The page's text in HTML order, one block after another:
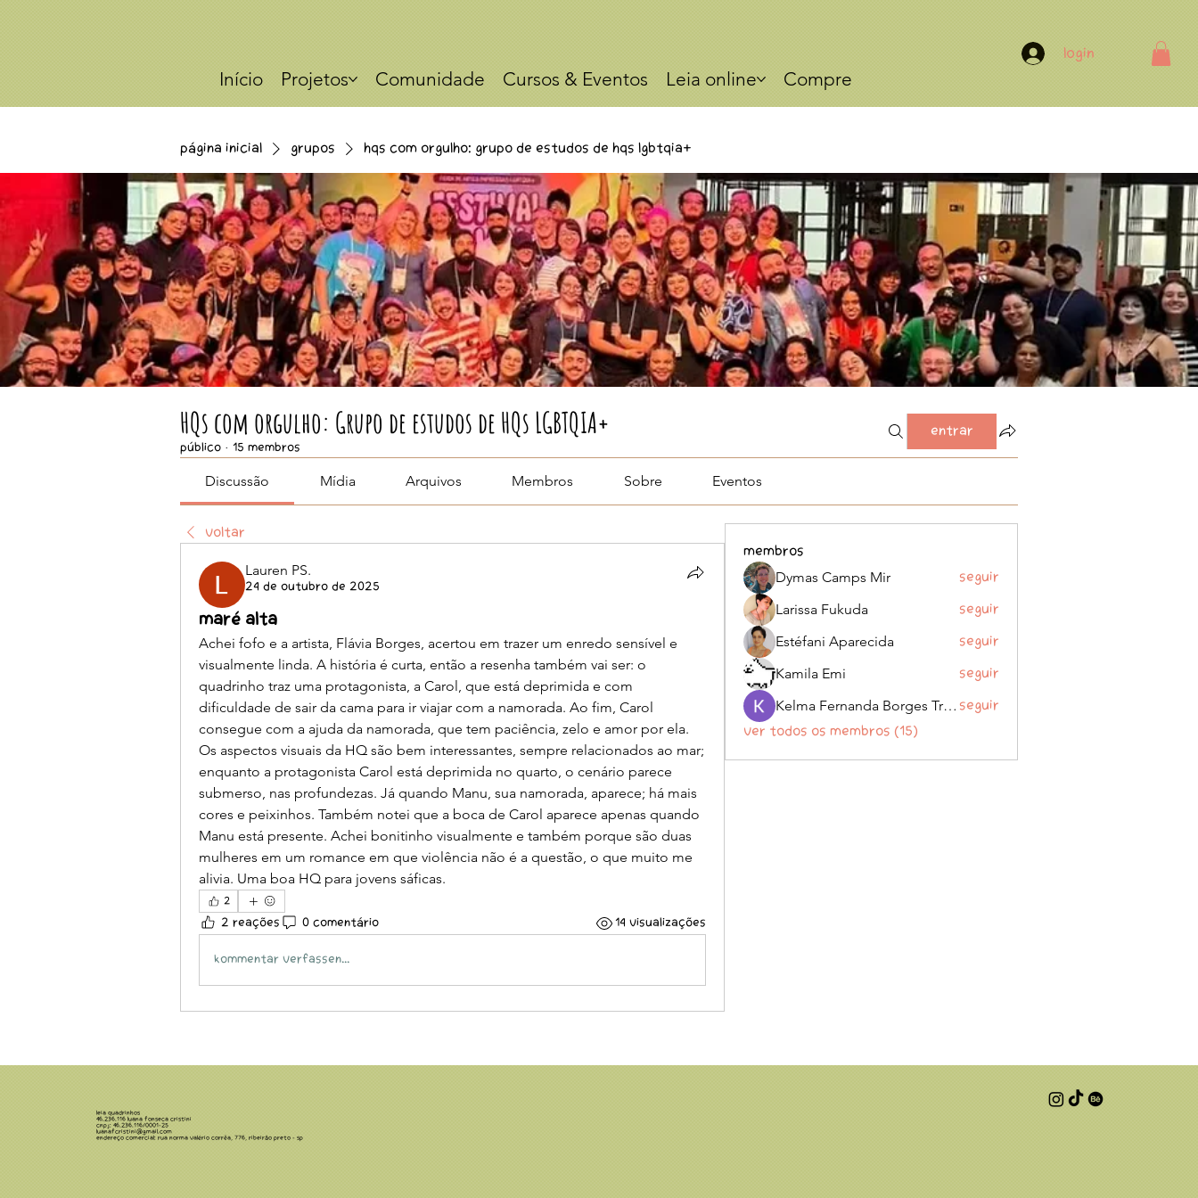
Início Projetos Comunidade Cursos & Eventos Leia online Compre
Login
Página Inicial Grupos HQs com orgulho: Grupo de estudos de HQs LGBTQIA+
HQs com orgulho: Grupo de estudos de HQs LGBTQIA+
Público · 15 membros
Entrar
Discussão Mídia Arquivos Membros Sobre Eventos
Voltar
Lauren PS.
24 de outubro de 2025
maré alta
Achei fofo e a artista, Flávia Borges, acertou em trazer um enredo sensível e
visualmente linda. A história é curta, então a resenha também vai ser: o
quadrinho traz uma protagonista, a Carol, que está deprimida e com
dificuldade de sair da cama para ir viajar com a namorada. Ao fim, Carol
consegue com a ajuda da namorada, que tem paciência, zelo e amor por ela.
Os aspectos visuais da HQ são bem interessantes, sempre relacionados ao mar;
enquanto a protagonista Carol está deprimida no quarto, o cenário parece
submerso, nas profundezas. Já quando Manu, sua namorada, aparece; há mais
cores e peixinhos. Também notei que a boca de Carol aparece apenas quando
Manu está presente. Achei bonitinho visualmente e também porque são duas
mulheres em um romance em que violência não é a questão, o que muito me
alivia. Uma boa HQ para jovens sáficas.
2
2 reações 0 comentário 14 visualizações
Kommentar verfassen...
membros
Dymas Camps Mir Seguir
Larissa Fukuda Seguir
Estéfani Aparecida Seguir
Kamila Emi Seguir
Kelma Fernanda Borges Trombela Seguir
Ver todos os membros (15)
Leia Quadrinhos
46.236.116 LUANA FONSECA CRISTINI
CNPJ: 46.236.116/0001-25
luanafcristini@gmail.com
Endereço comercial: Rua Norma Valério Corrêa, 776, Ribeirão Preto - SP